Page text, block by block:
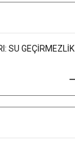
SU GEÇIRMEZLIK